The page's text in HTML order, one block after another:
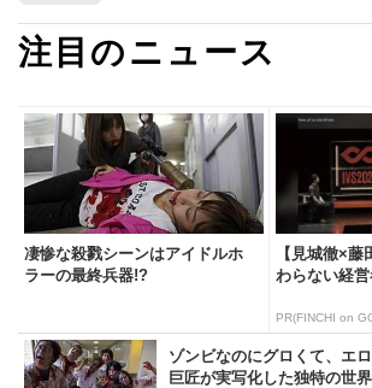
注目のニュース
凄惨な殺戮シーンはアイドルホ
ラーの最終兵器!?
【見城徹×
わらない経
PR(FINCHI on
ゾンビなのにグロくて、エ
巨匠が実写化した独特の世